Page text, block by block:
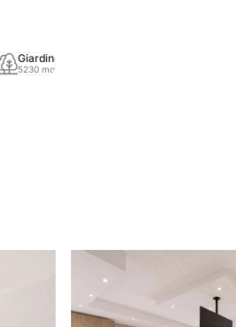
Giardino
5230 mq